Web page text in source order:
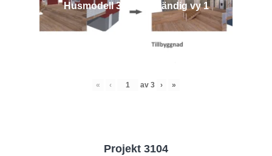
Husmodell 3442 - Utvändig vy 1
« ‹ av 3 › »
Projekt 3104